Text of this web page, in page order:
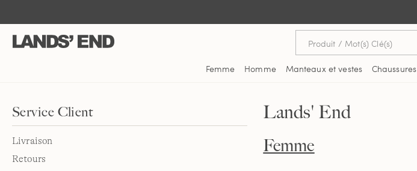
contenu
navigation
barre
Femme Homme Manteaux et vestes Chaussures
Service Client
Livraison
Retours
Lands' End
Femme